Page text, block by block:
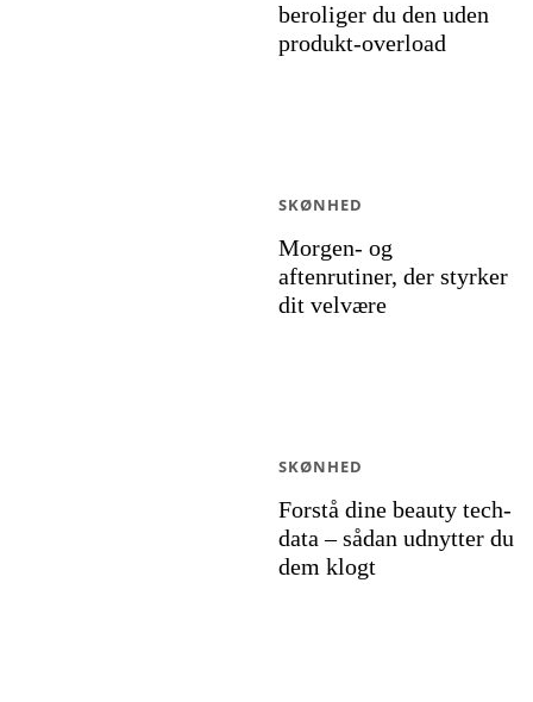
beroliger du den uden
produkt-overload
Morgen- og
aftenrutiner, der styrker
dit velvære
SKØNHED
Forstå dine beauty tech-
data – sådan udnytter du
dem klogt
SKØNHED